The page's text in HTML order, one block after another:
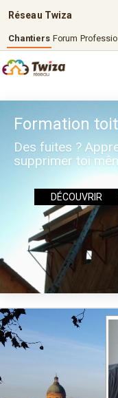
Réseau Twiza
Chantiers Forum
Formation
Des fuites ?
supprimer toi
DÉCOUVRIR